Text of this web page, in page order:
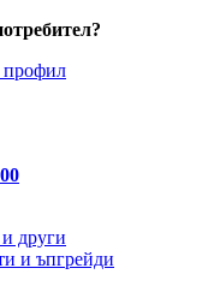
профил
други
и ъпгрейди